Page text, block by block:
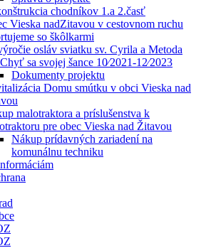
chodníkov 1.a 2.časť
Vieska nadZitavou v cestovnom ruchu
so škôlkarmi
osláv sviatku sv. Cyrila a Metoda
sa svojej šance 10⁄2021-12⁄2023
Dokumenty projektu
Domu smútku v obci Vieska nad
malotraktora a príslušenstva k
pre obec Vieska nad Žitavou
Nákup prídavných zariadení na
komunálnu techniku